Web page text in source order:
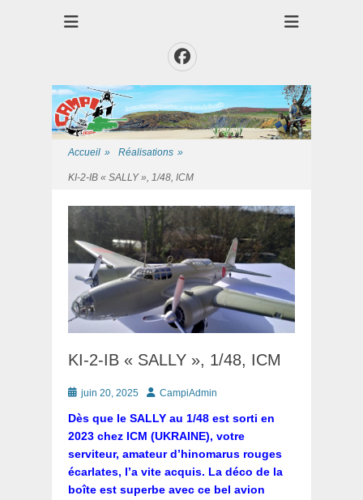
Club CAMPI
Facebook
Accueil » Réalisations »
KI-2-IB « SALLY », 1/48, ICM
KI-2-IB « SALLY », 1/48, ICM
Postéjuin 20, 2025 AuteurCampiAdmin
Dès que le SALLY au 1/48 est sorti en
2023 chez ICM (UKRAINE), votre
serviteur, amateur d’hinomarus rouges
écarlates, l’a vite acquis. La déco de la
boîte est superbe avec ce bel avion